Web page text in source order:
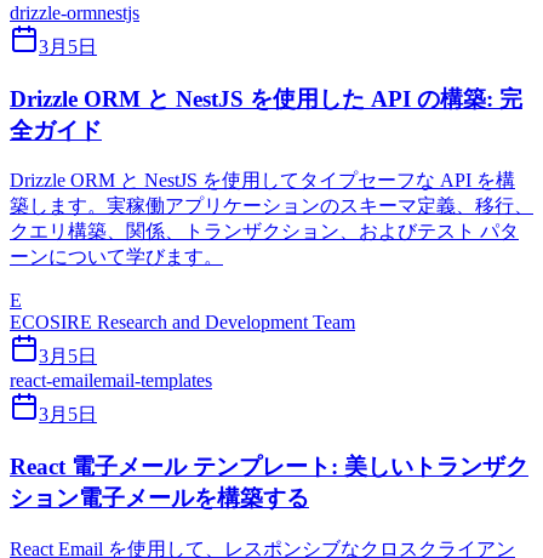
drizzle-ormnestjs
3月5日
Drizzle ORM と NestJS を使用した API の構築: 完
全ガイド
Drizzle ORM と NestJS を使用してタイプセーフな API を構
築します。実稼働アプリケーションのスキーマ定義、移行、
クエリ構築、関係、トランザクション、およびテスト パタ
ーンについて学びます。
E
ECOSIRE Research and Development Team
3月5日
react-emailemail-templates
3月5日
React 電子メール テンプレート: 美しいトランザク
ション電子メールを構築する
React Email を使用して、レスポンシブなクロスクライアン